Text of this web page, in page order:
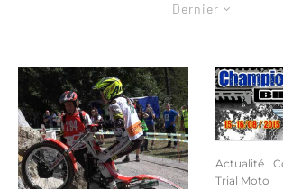
Dernier
Actualité
Trial Moto